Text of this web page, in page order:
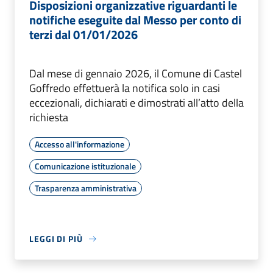
Disposizioni organizzative riguardanti le
notifiche eseguite dal Messo per conto di
terzi dal 01/01/2026
Dal mese di gennaio 2026, il Comune di Castel
Goffredo effettuerà la notifica solo in casi
eccezionali, dichiarati e dimostrati all’atto della
richiesta
Accesso all'informazione
Comunicazione istituzionale
Trasparenza amministrativa
LEGGI DI PIÙ